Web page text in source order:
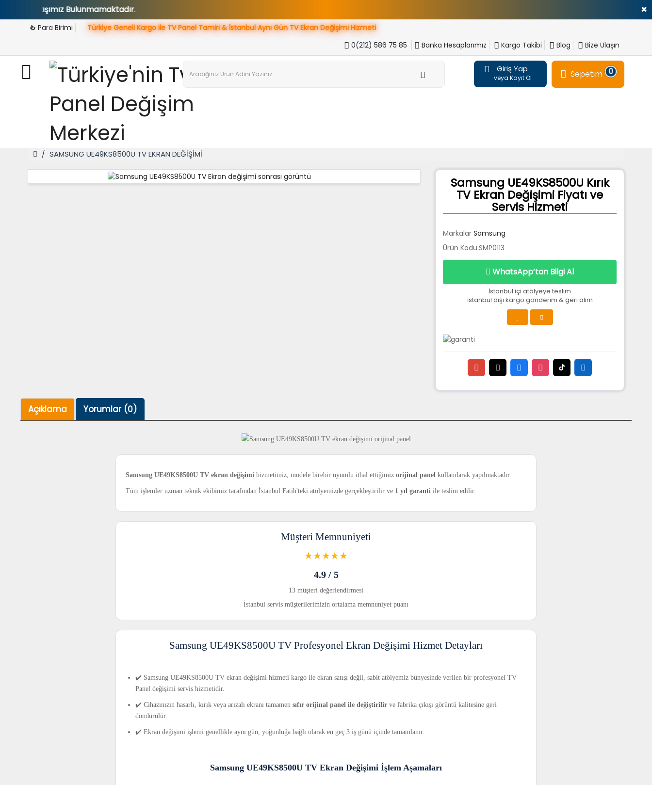
Bulunmamaktadır. ✖
₺ Para Birimi Türkiye Geneli Kargo ile TV Panel Tamiri & İstanbul Aynı GünTV Ekran Değişimi Hizmeti
0(212) 586 75 85
Banka Hesaplarımız Kargo Takibi Blog Bize Ulaşın
Giriş Yap
veya Kayıt Ol Sepetim 0
SAMSUNG UE49KS8500U TV EKRAN DEĞİŞİMİ
Samsung UE49KS8500U Kırık
TV Ekran Değişimi Fiyatı ve
Servis Hizmeti
Markalar Samsung
Ürün Kodu:SMP0113
WhatsApp’tan Bilgi Al
İstanbul içi atölyeye teslim
İstanbul dışı kargo gönderim & geri alım
Açıklama Yorumlar (0)
Samsung UE49KS8500U TV ekran değişimi hizmetimiz, modele birebir uyumlu ithal ettiğimiz orijinal panel kullanılarak yapılmaktadır.
Tüm işlemler uzman teknik ekibimiz tarafından İstanbul Fatih'teki atölyemizde gerçekleştirilir ve 1 yıl garanti ile teslim edilir.
Müşteri Memnuniyeti
★★★★★
4.9 / 5
13 müşteri değerlendirmesi
İstanbul servis müşterilerimizin ortalama memnuniyet puanı
Samsung UE49KS8500U TV Profesyonel Ekran Değişimi Hizmet Detayları
✔️ Samsung UE49KS8500U TV ekran değişimi hizmeti kargo ile ekran satışı değil, sabit atölyemiz bünyesinde verilen bir profesyonel TV
Panel değişimi servis hizmetidir.
✔️ Cihazınızın hasarlı, kırık veya arızalı ekranı tamamen sıfır orijinal panel ile değiştirilir ve fabrika çıkışı görüntü kalitesine geri
döndürülür.
✔️ Ekran değişimi işlemi genellikle aynı gün, yoğunluğa bağlı olarak en geç 3 iş günü içinde tamamlanır.
Samsung UE49KS8500U TV Ekran Değişimi İşlem Aşamaları